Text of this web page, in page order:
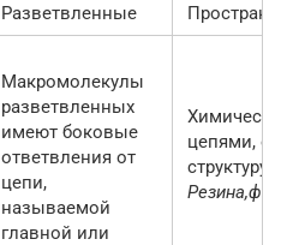
Разветвленные
Макромолекулы
разветвленных
имеют боковые
ответвления от
цепи,
называемой
главной или
цепями,
структуру
Резина,